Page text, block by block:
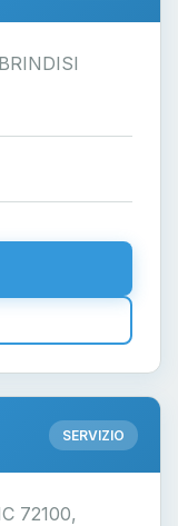
SERVIZIO
72100,